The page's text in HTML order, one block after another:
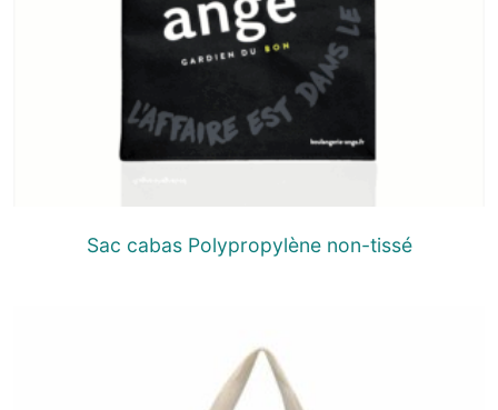
Sac cabas Polypropylène non-tissé